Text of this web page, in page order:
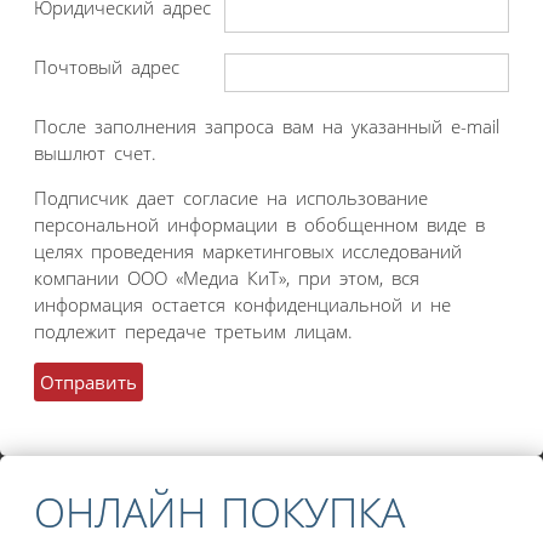
Юридический адрес
Почтовый адрес
После заполнения запроса вам на указанный e-mail
вышлют счет.
Подписчик дает согласие на использование
персональной информации в обобщенном виде в
целях проведения маркетинговых исследований
компании ООО «Медиа КиТ», при этом, вся
информация остается конфиденциальной и не
подлежит передаче третьим лицам.
ОНЛАЙН ПОКУПКА